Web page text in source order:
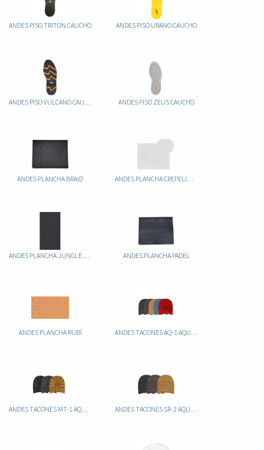
ANDES PISO TRITON CAUCHO ANDES PISO URANO CAUCHO
ANDES PISO VULCANO CAUCHO ANDES PISO ZEUS CAUCHO
ANDES PLANCHA BRAID ANDES PLANCHA CREPELINA TOLEDO
ANDES PLANCHA JUNGLE 6MM ANDES PLANCHA PADEL
ANDES PLANCHA RUBÍ ANDES TACONES AQ-1 AQUAGRIP
ANDES TACONES MT-1 AQUAGRIP ANDES TACONES SR-2 AQUAGRIP